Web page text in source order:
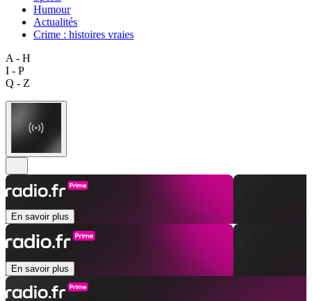
Humour
Actualités
Crime : histoires vraies
A - H
I - P
Q - Z
En savoir plus
En savoir plus